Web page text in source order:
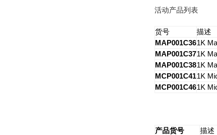
活动产品列表
货号 描述
MAP001C361K
MAP001C371K
MAP001C381K
MCP001C411K
MCP001C461K
产品货号 描述